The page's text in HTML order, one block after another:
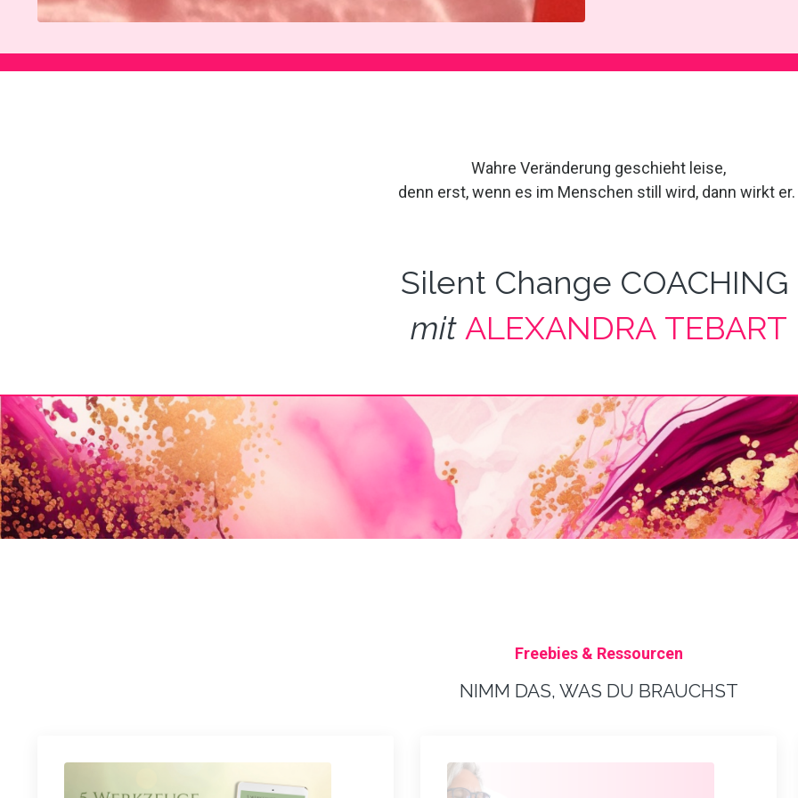
Wahre Veränderung geschieht leise,
denn erst, wenn es im Menschen still wird, dann wirkt er.
Silent Change COACHING
mit ALEXANDRA TEBART
Freebies & Ressourcen
NIMM DAS, WAS DU BRAUCHST